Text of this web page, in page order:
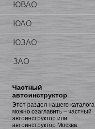
ЮВАО
ЮАО
ЮЗАО
ЗАО
Частный
автоинструктор
Этот раздел нашего каталога
можно озаглавить – частный
автоинструктор или
автоинструктор Москва.